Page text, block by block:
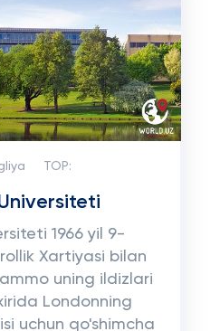
TOP:
1966 yil 9-
Xartiyasi bilan
uning ildizlari
Londonning
uchun qo'shimcha